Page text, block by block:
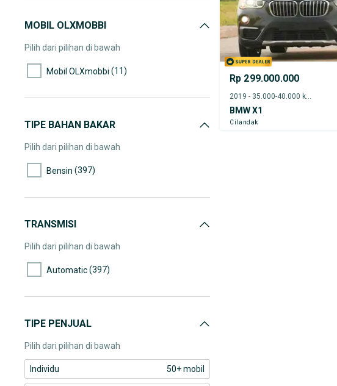
35.000-40.000
40.000-45.000(30)
60.000-65.000(9)
65.000-70.000 (13)
(1)
85.000-90.000
105.000-110.000(1)
110.000-115.000
120.000-125.000
MOBIL OLXMOBBI
Pilih dari pilihan di bawah
Mobil OLXmobbi (11)
TIPE BAHAN BAKAR
Pilih dari pilihan di bawah
Bensin (397)
TRANSMISI
Pilih dari pilihan di bawah
Automatic(397)
TIPE PENJUAL
Pilih dari pilihan di bawah
Individu 50+ mobil
Rp 299.000.000
2019 - 35.000-40.000 km
BMW X1
Cilandak